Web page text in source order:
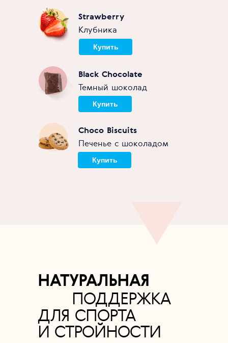
Strawberry
Клубника
Купить
Black Chocolate
Темный шоколад
Купить
Choco Biscuits
Печенье с шоколадом
Купить
ДЛЯ СПОРТА
НАТУРАЛЬНАЯ
ПОДДЕРЖКА
И СТРОЙНОСТИ